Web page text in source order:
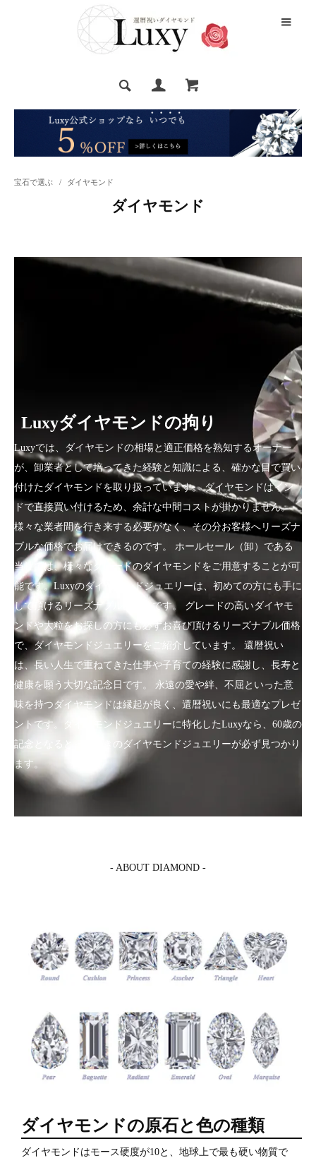
宝石で選ぶ / ダイヤモンド
ダイヤモンド
Luxyダイヤモンドの拘り
Luxyでは、ダイヤモンドの相場と適正価格を熟知するオーナー
が、卸業者として培ってきた経験と知識による、確かな目で買い
付けたダイヤモンドを取り扱っています。 ダイヤモンドはイン
ドで直接買い付けるため、余計な中間コストが掛かりません。
様々な業者間を行き来する必要がなく、その分お客様へリーズナ
ブルな価格でお届けできるのです。 ホールセール（卸）である
当社では、様々なグレードのダイヤモンドをご用意することが可
能です。Luxyのダイヤモンドジュエリーは、初めての方にも手に
して頂けるリーズナブルな価格です。 グレードの高いダイヤモ
ンドや大粒をお探しの方にも必ずお喜び頂けるリーズナブル価格
で、ダイヤモンドジュエリーをご紹介しています。 還暦祝い
は、長い人生で重ねてきた仕事や子育ての経験に感謝し、長寿と
健康を願う大切な記念日です。 永遠の愛や絆、不屈といった意
味を持つダイヤモンドは縁起が良く、還暦祝いにも最適なプレゼ
ントです。ダイヤモンドジュエリーに特化したLuxyなら、60歳の
記念となるとっておきのダイヤモンドジュエリーが必ず見つかり
ます。
- ABOUT DIAMOND -
ダイヤモンドの原石と色の種類
ダイヤモンドはモース硬度が10と、地球上で最も硬い物質で